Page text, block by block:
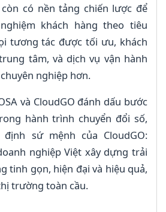
có nền tảng chiến lược để
khách hàng theo tiêu
tương tác được tối ưu, khách
tâm, và dịch vụ vận hành
nghiệp hơn.
và CloudGO đánh dấu bước
hành trình chuyển đổi số,
sứ mệnh của CloudGO:
nghiệp Việt xây dựng trải
tinh gọn, hiện đại và hiệu quả,
trường toàn cầu.